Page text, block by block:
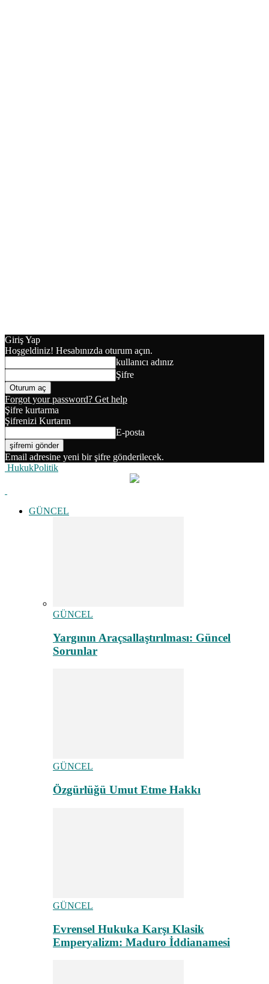
Giriş Yap
Hoşgeldiniz! Hesabınızda oturum açın.
kullanıcı adınız
Şifre
Forgot your password? Get help
Şifre kurtarma
Şifrenizi Kurtarın
E-posta
Email adresine yeni bir şifre gönderilecek.
HukukPolitik
GÜNCEL
GÜNCEL
Yargının Araçsallaştırılması: Güncel
Sorunlar
GÜNCEL
Özgürlüğü Umut Etme Hakkı
GÜNCEL
Evrensel Hukuka Karşı Klasik
Emperyalizm: Maduro İddianamesi